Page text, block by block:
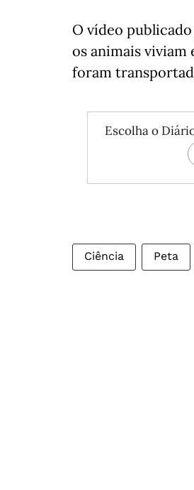
O vídeo
os animais viviam
foram
Escolha o
Ciência Peta